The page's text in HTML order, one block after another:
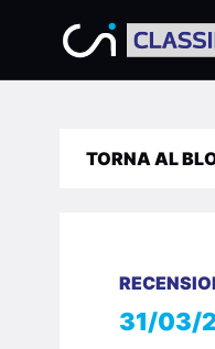
TORNA AL
31/03/